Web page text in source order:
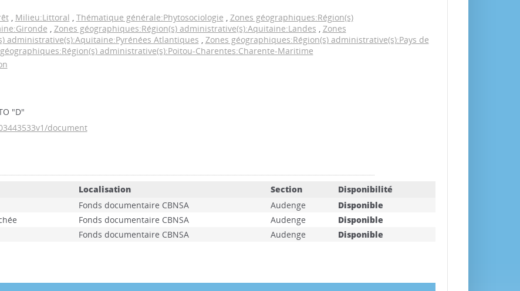
, Milieu:Littoral , Thématique générale:Phytosociologie , Zones géographiques:Région(s)
, Zones géographiques:Région(s) administrative(s):Aquitaine:Landes , Zones
administrative(s):Aquitaine:Pyrénées Atlantiques , Zones géographiques:Région(s) administrative(s):Pays de
administrative(s):Poitou-Charentes:Charente-Maritime
"D"
document
Localisation Section
Disponibilité
Fonds documentaire CBNSA Audenge
Disponible
Fonds documentaire CBNSA Audenge
Disponible
Fonds documentaire CBNSA Audenge Disponible